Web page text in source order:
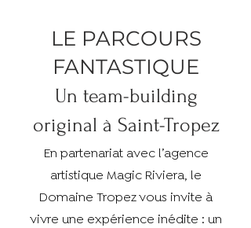
LE PARCOURS
FANTASTIQUE
Un team-building
original à Saint-Tropez
En partenariat avec l’agence
artistique Magic Riviera, le
Domaine Tropez vous invite à
vivre une expérience inédite : un